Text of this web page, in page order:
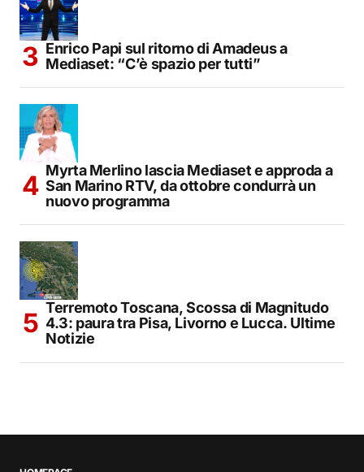
Enrico Papi sul ritorno di Amadeus a
Mediaset: “C’è spazio per tutti”
Myrta Merlino lascia Mediaset e approda a
San Marino RTV, da ottobre condurrà un
nuovo programma
Terremoto Toscana, Scossa di Magnitudo
4.3: paura tra Pisa, Livorno e Lucca. Ultime
Notizie